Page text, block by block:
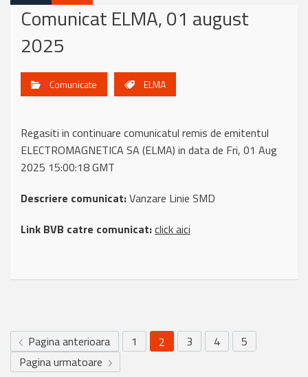
Comunicat ELMA, 01 august
2025
Comunicate ELMA
Regasiti in continuare comunicatul remis de emitentul
ELECTROMAGNETICA SA (ELMA) in data de Fri, 01 Aug
2025 15:00:18 GMT
Descriere comunicat:Vanzare Linie SMD
Link BVB catre comunicat:click aici
Pagina anterioara 1 2 3 4
5
Pagina urmatoare